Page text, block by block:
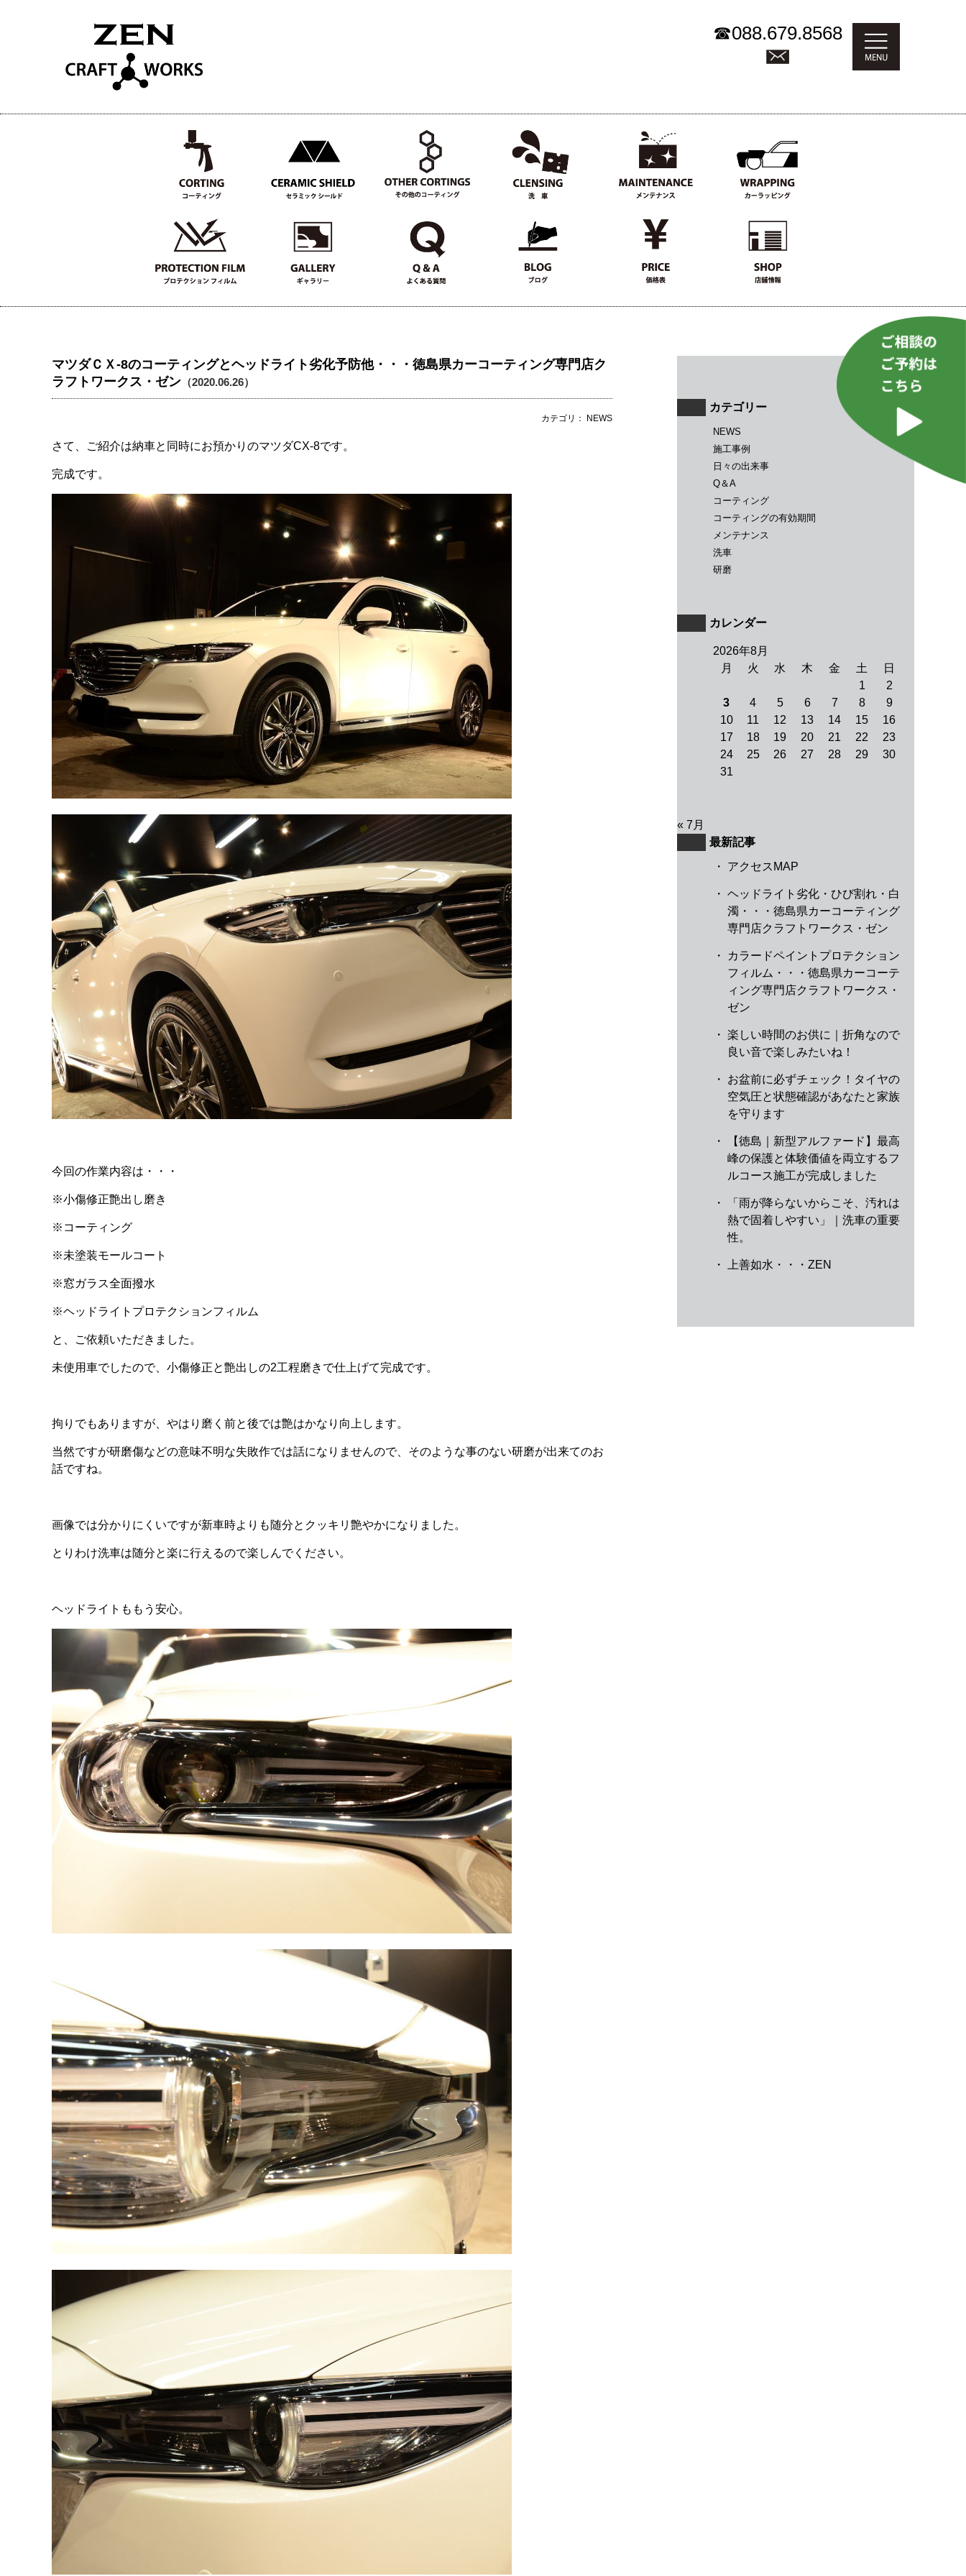
☎088.679.8568
マツダＣＸ-8のコーティングとヘッドライト劣化予防他・・・徳島県カーコーティング専門店ク
ラフトワークス・ゼン （2020.06.26）
カテゴリ： NEWS
さて、ご紹介は納車と同時にお預かりのマツダCX-8です。
完成です。
今回の作業内容は・・・
※小傷修正艶出し磨き
※コーティング
※未塗装モールコート
※窓ガラス全面撥水
※ヘッドライトプロテクションフィルム
と、ご依頼いただきました。
未使用車でしたので、小傷修正と艶出しの2工程磨きで仕上げて完成です。
拘りでもありますが、やはり磨く前と後では艶はかなり向上します。
当然ですが研磨傷などの意味不明な失敗作では話になりませんので、そのような事のない研磨が出来てのお
話ですね。
画像では分かりにくいですが新車時よりも随分とクッキリ艶やかになりました。
とりわけ洗車は随分と楽に行えるので楽しんでください。
ヘッドライトももう安心。
カテゴリー
NEWS
施工事例
日々の出来事
Q＆A
コーティング
コーティングの有効期間
メンテナンス
洗車
研磨
カレンダー
2026年8月
月
火 水 木 金 土
日
1
2
3
4 5 6 7 8
9
10
11 12 13 14 15
16
17
18 19 20 21 22
23
24
25 26 27 28 29
30
31
« 7月
最新記事
・
アクセスMAP
・ ヘッドライト劣化・ひび割れ・白
濁・・・徳島県カーコーティング
専門店クラフトワークス・ゼン
・
カラードペイントプロテクション
フィルム・・・徳島県カーコーテ
ィング専門店クラフトワークス・
ゼン
・ 楽しい時間のお供に｜折角なので
良い音で楽しみたいね！
・
お盆前に必ずチェック！タイヤの
空気圧と状態確認があなたと家族
を守ります
・
【徳島｜新型アルファード】最高
峰の保護と体験価値を両立するフ
ルコース施工が完成しました
・
「雨が降らないからこそ、汚れは
熱で固着しやすい」｜洗車の重要
性。
・ 上善如水・・・ZEN